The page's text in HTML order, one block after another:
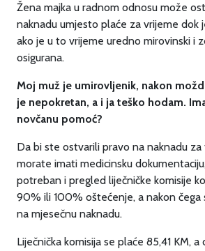
Žena majka u radnom odnosu može
naknadu umjesto plaće za vrijeme dok
ako je u to vrijeme uredno mirovinski i
osigurana.
Moj muž je umirovljenik, nakon
je nepokretan, a i ja teško hodam.
novčanu pomoć?
Da bi ste ostvarili pravo na naknadu
morate imati medicinsku
potreban i pregled liječničke komisije
90% ili 100% oštećenje, a nakon čega
na mjesečnu naknadu.
Liječnička komisija se plaće 85,41 KM,